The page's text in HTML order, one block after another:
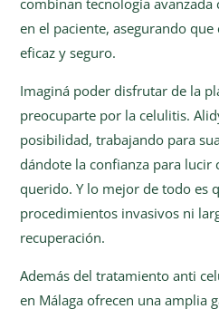
combinan tecnología
en el paciente, asegurando
eficaz y seguro.
Imaginá poder disfrutar de la
preocuparte por la celulitis.
posibilidad, trabajando para
dándote la confianza para lucir
querido. Y lo mejor de todo es
procedimientos invasivos ni
recuperación.
Además del tratamiento anti
en Málaga ofrecen una amplia